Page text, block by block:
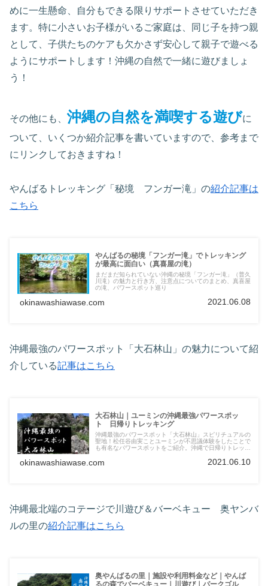
めに一生懸命、自分もできる限りサポートさせていただき
ます。特に小さいお子様がいるご家庭は、同じ子を持つ親
として、子供たちのケアも欠かさず安心して親子で遊べる
ようにサポートします！沖縄の自然で一緒に遊びましょ
う！
その他にも、 沖縄の自然を満喫する遊びに
ついて、いくつか紹介記事を書いていますので、参考まで
にリンクしておきますね！
やんばるトレッキング「秘境 フンガー滝」の紹介記事は
こちら
やんばるの秘境「フンガー滝」でトレッキング
が最高に面白い（真喜屋の滝）
まだまだ知られていない沖縄の秘境「フンガー滝」（普久
川滝）の魅力と行き方、注意点についてのまとめ、真喜屋
の滝、パワースポット巡り
okinawashiawase.com 2021.06.08
沖縄最強のパワースポット「大石林山」の魅力について紹
介している記事はこちら
大石林山｜ユーミンの沖縄最強パワースポッ
ト 日帰りトレッキング
沖縄最強のパワースポット「大石林山」スピリチュアルの
聖地！松任谷由実ことユーミンが不思議体験をしたことで
も有名なパワースポットをご紹介。沖縄で日帰りトレッキ
okinawashiawase.com 2021.06.10
沖縄最北端のコテージで川遊び＆バーベキュー 奥ヤンバ
ルの里の紹介記事はこちら
奥やんばるの里｜施設や利用料金など｜やんば
るの森でバーベキュー｜川遊び｜パークゴル